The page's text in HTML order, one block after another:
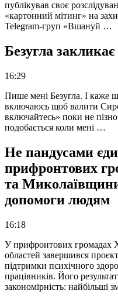
публікував своє
«картонний мітинг» на
Telegram-груп «Вшануй …
Безугла
16:29
Пише мені Безугла. І каже
включаюсь щоб валити
включайтесь» поки не
подобається коли мені …
Не пандусами
прифронтових
та
допомоги людям
16:18
У прифронтових громадах
областей завершився проєкт
підтримки психічного
працівників. Його
закономірність: найбільші